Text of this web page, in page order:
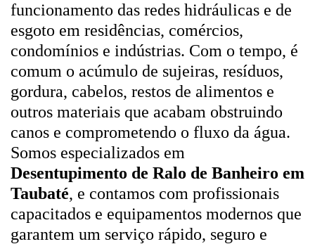
funcionamento das redes hidráulicas e de
esgoto em residências, comércios,
condomínios e indústrias. Com o tempo, é
comum o acúmulo de sujeiras, resíduos,
gordura, cabelos, restos de alimentos e
outros materiais que acabam obstruindo
canos e comprometendo o fluxo da água.
Somos especializados em
Desentupimento de Ralo de Banheiro em
Taubaté, e contamos com profissionais
capacitados e equipamentos modernos que
garantem um serviço rápido, seguro e